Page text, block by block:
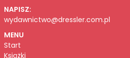
NAPISZ:
wydawnictwo@dressler.com.pl
MENU
Start
Książki